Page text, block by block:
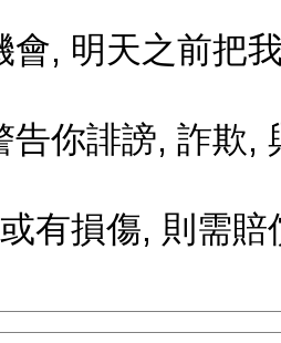
會, 明天之前把
告你誹謗, 詐欺,
有損傷, 則需